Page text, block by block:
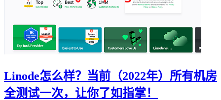
Linode怎么样？当前（2022年）所有机房
全测试一次，让你了如指掌！